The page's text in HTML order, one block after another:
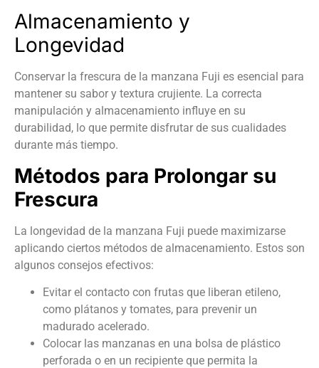
Almacenamiento y
Longevidad
Conservar la frescura de la manzana Fuji es esencial para
mantener su sabor y textura crujiente. La correcta
manipulación y almacenamiento influye en su
durabilidad, lo que permite disfrutar de sus cualidades
durante más tiempo.
Métodos para Prolongar su
Frescura
La longevidad de la manzana Fuji puede maximizarse
aplicando ciertos métodos de almacenamiento. Estos son
algunos consejos efectivos:
Evitar el contacto con frutas que liberan etileno,
como plátanos y tomates, para prevenir un
madurado acelerado.
Colocar las manzanas en una bolsa de plástico
perforada o en un recipiente que permita la